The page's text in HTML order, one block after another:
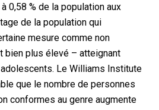
0,58 % de la population aux
de la population qui
mesure comme non
bien plus élevé – atteignant
adolescents. Le Williams Institute
que le nombre de personnes
conformes au genre augmente